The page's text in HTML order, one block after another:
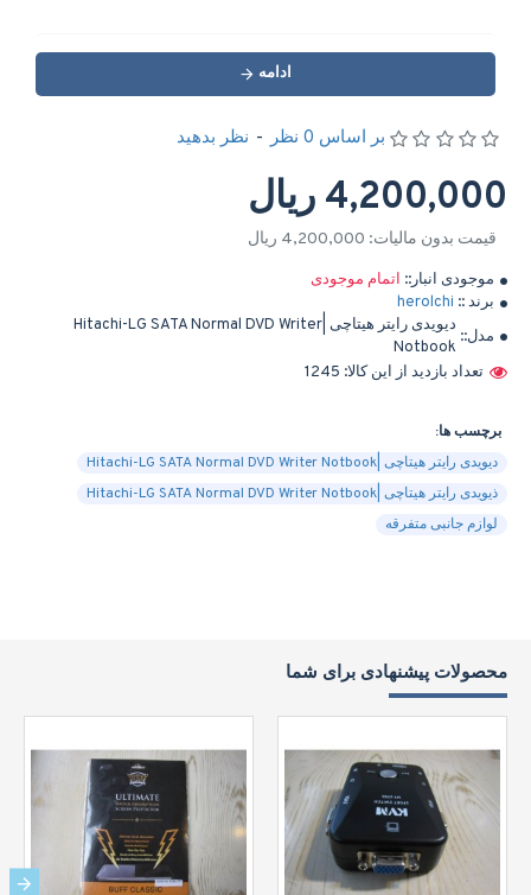
ادامه
موجودی انبار:: اتمام موجودی
برند :: herolchi
مدل::
دیویدی رایتر هیتاچی |Hitachi-LG SATA Normal DVD Writer
Notbook
تعداد بازدید از این کالا: 1245
بر اساس 0 نظر - نظر بدهید
4,200,000 ریال
قیمت بدون مالیات: 4,200,000 ریال
برچسب ها:
دیویدی رایتر هیتاچی |Hitachi-LG SATA Normal DVD Writer Notbook
ذیویدی رایتر هیتاچی |Hitachi-LG SATA Normal DVD Writer Notbook
لوازم جانبی متفرقه
محصولات پیشنهادی برای شما